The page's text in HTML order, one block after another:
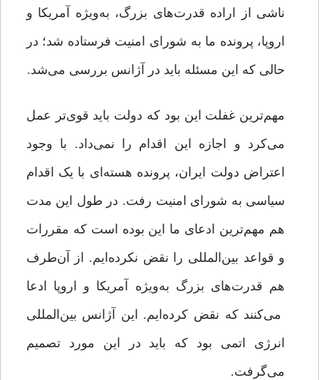
ناشی از اراده قدرت‌های بزرگ، به‌ویژه آمریکا و
اروپا، پرونده ما به شورای امنیت فرستاده شد؛ در
حالی که این مسئله باید در آژانس بررسی می‌شد.
مهم‌ترین غفلت این بود که دولت باید قوی‌تر عمل
می‌کرد و اجازه این اقدام را نمی‌داد. با وجود
اعتراض دولت ایران، پرونده هسته‌ای با یک اقدام
سیاسی به شورای امنیت رفت. در طول این مدت
هم مهم‌ترین ادعای ما این بوده است که مقررات
و قواعد بین‌المللی را نقض نکرده‌ایم. از آن‌طرف
هم قدرت‌های بزرگ به‌ویژه آمریکا و اروپا ادعا
می‌کنند که نقض کرده‌ایم. این آژانس بین‌المللی
انرژی اتمی بود که باید در این مورد تصمیم
می‌گرفت.